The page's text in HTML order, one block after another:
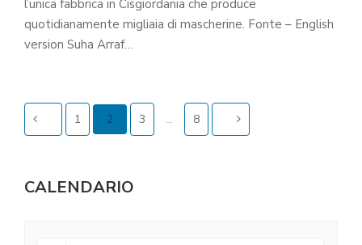
l’unica fabbrica in Cisgiordania che produce
quotidianamente migliaia di mascherine. Fonte – English
version Suha Arraf…
1 2 3 … 8
CALENDARIO